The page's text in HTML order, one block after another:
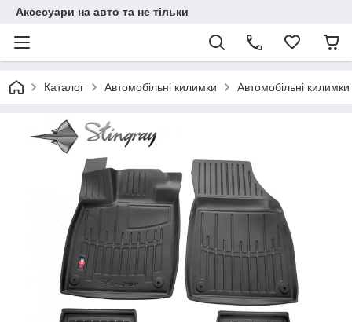
Аксесуари на авто та не тільки
Каталог Автомобільні килимки Автомобільні